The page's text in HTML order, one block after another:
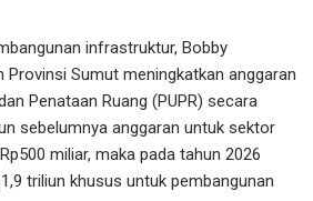
infrastruktur, Bobby
Provinsi Sumut meningkatkan anggaran
Penataan Ruang (PUPR) secara
sebelumnya anggaran untuk sektor
miliar, maka pada tahun 2026
triliun khusus untuk pembangunan